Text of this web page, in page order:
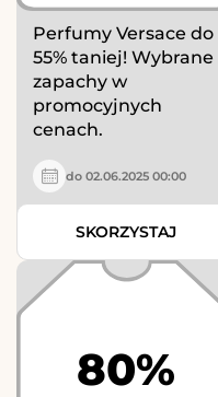
Perfumy Versace do
55% taniej! Wybrane
zapachy w
promocyjnych
cenach.
do 02.06.2025 00:00
SKORZYSTAJ
80%